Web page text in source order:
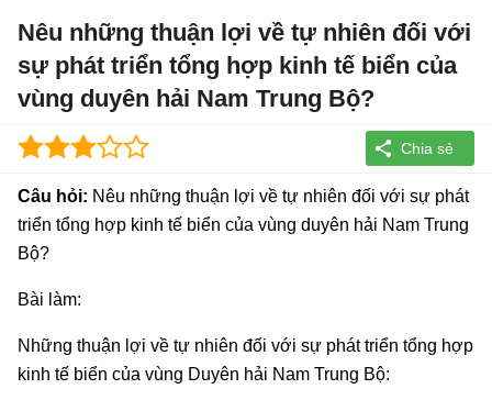
Nêu những thuận lợi về tự nhiên đối với
sự phát triển tổng hợp kinh tế biển của
vùng duyên hải Nam Trung Bộ?
Câu hỏi: Nêu những thuận lợi về tự nhiên đối với sự phát
triển tổng hợp kinh tế biển của vùng duyên hải Nam Trung
Bộ?
Bài làm:
Những thuận lợi về tự nhiên đối với sự phát triển tổng hợp
kinh tế biển của vùng Duyên hải Nam Trung Bộ: